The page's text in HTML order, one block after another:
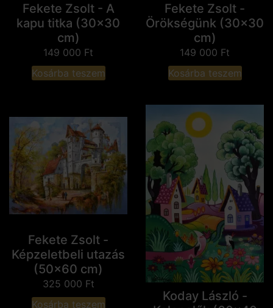
Fekete Zsolt - A
kapu titka (30x30
cm)
149 000 Ft
Kosárba teszem
Fekete Zsolt -
Örökségünk (30x30
cm)
149 000 Ft
Kosárba teszem
Fekete Zsolt -
Képzeletbeli utazás
(50x60 cm)
325 000 Ft
Kosárba teszem
Koday László -